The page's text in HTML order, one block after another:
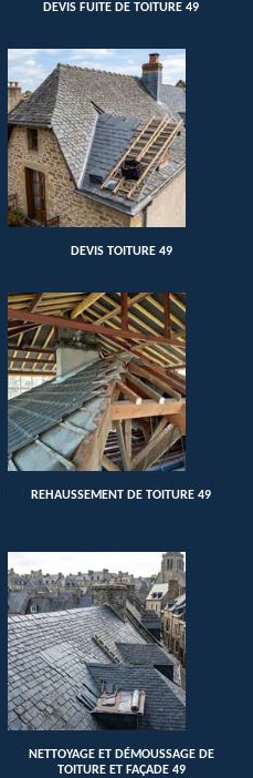
DEVIS FUITE DE TOITURE 49
DEVIS TOITURE 49
REHAUSSEMENT DE TOITURE 49
NETTOYAGE ET DÉMOUSSAGE DE
TOITURE ET FAÇADE 49